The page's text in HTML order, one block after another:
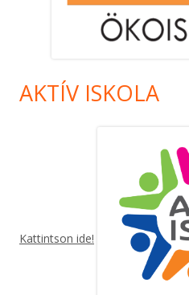
AKTÍV ISKOLA
Kattintson ide!